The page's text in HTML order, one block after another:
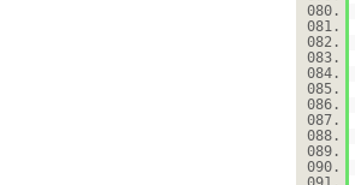
080.
081.
082.
083.
084.
085.
086.
087.
088.
089.
090.